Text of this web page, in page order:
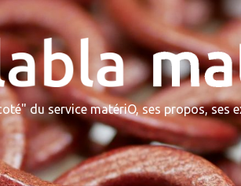
du service matériO, ses propos, ses